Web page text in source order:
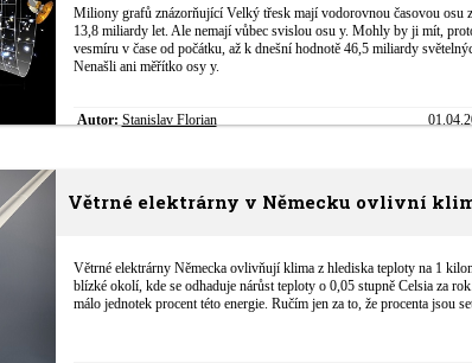
Miliony grafů znázorňující Velký třesk mají vodorovnou časovou osu
13,8 miliardy let. Ale nemají vůbec svislou osu y. Mohly by ji mít,
vesmíru v čase od počátku, až k dnešní hodnotě 46,5 miliardy
Nenašli ani měřítko osy y.
Autor: Stanislav Florian
Větrné elektrárny v Německu ovlivní
Větrné elektrárny Německa ovlivňují klima z hlediska teploty na 1
blízké okolí, kde se odhaduje nárůst teploty o 0,05 stupně Celsia za
málo jednotek procent této energie. Ručím jen za to, že procenta jsou